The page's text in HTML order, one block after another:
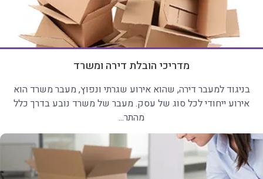
מדריכי הובלת דירה ומשרד
בניגוד למעבר דירה, שהוא אירוע שגרתי ונפוץ, מעבר משרד הוא
אירוע ייחודי לכל סוג של עסק. מעבר של משרד נובע בדרך כלל
מהתר...